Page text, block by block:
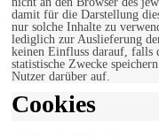
damit für die Darstellung
nur solche Inhalte zu
lediglich zur Auslieferung
keinen Einfluss darauf,
statistische Zwecke
Nutzer darüber auf.
Cookies